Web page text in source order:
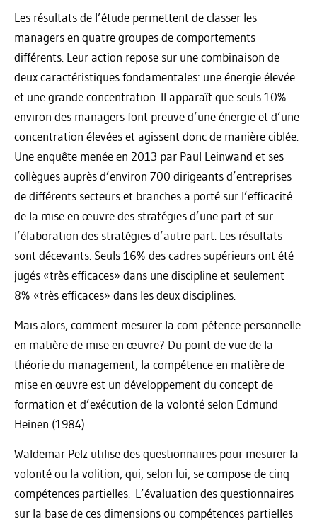
Les résultats de l’étude permettent de classer les
managers en quatre groupes de comportements
différents. Leur action repose sur une combinaison de
deux caractéristiques fondamentales: une énergie élevée
et une grande concentration. Il apparaît que seuls 10%
environ des managers font preuve d’une énergie et d’une
concentration élevées et agissent donc de manière ciblée.
Une enquête menée en 2013 par Paul Leinwand et ses
collègues auprès d’environ 700 dirigeants d’entreprises
de différents secteurs et branches a porté sur l’efficacité
de la mise en œuvre des stratégies d’une part et sur
l’élaboration des stratégies d’autre part. Les résultats
sont décevants. Seuls 16% des cadres supérieurs ont été
jugés «très efficaces» dans une discipline et seulement
8% «très efficaces» dans les deux disciplines.
Mais alors, comment mesurer la com-pétence personnelle
en matière de mise en œuvre? Du point de vue de la
théorie du management, la compétence en matière de
mise en œuvre est un développement du concept de
formation et d’exécution de la volonté selon Edmund
Heinen (1984).
Waldemar Pelz utilise des questionnaires pour mesurer la
volonté ou la volition, qui, selon lui, se compose de cinq
compétences partielles. L’évaluation des questionnaires
sur la base de ces dimensions ou compétences par­tielles